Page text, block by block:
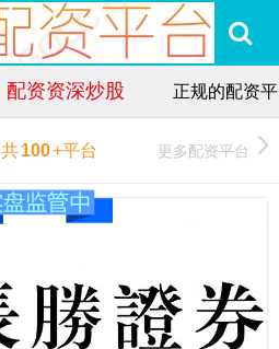
配资资深炒股 正规的配资
共100+平台 更多配资平台